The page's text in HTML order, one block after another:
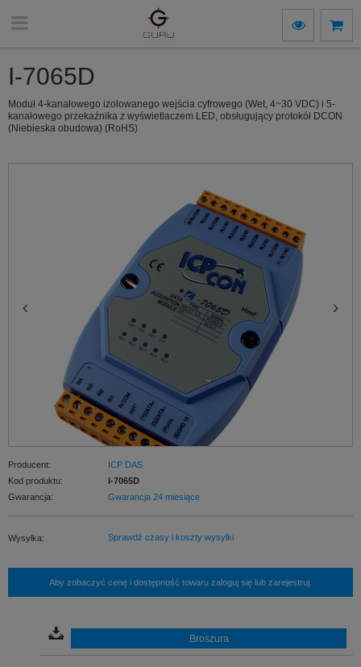
I-7065D
Moduł 4-kanałowego izolowanego wejścia cyfrowego (Wet, 4~30 VDC) i 5-
kanałowego przekaźnika z wyświetlaczem LED, obsługujący protokół DCON
(Niebieska obudowa) (RoHS)
Producent:
ICP DAS
Kod produktu:
I-7065D
Gwarancja:
Gwarancja 24 miesiące
Wysyłka: Sprawdź czasy i koszty wysyłki
Aby zobaczyć cenę i dostępność towaru zaloguj się lub zarejestruj.
Broszura